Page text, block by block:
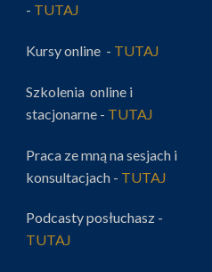
- TUTAJ
Kursy online - TUTAJ
Szkolenia online i
stacjonarne - TUTAJ
Praca ze mną na sesjach i
konsultacjach - TUTAJ
Podcasty posłuchasz -
TUTAJ